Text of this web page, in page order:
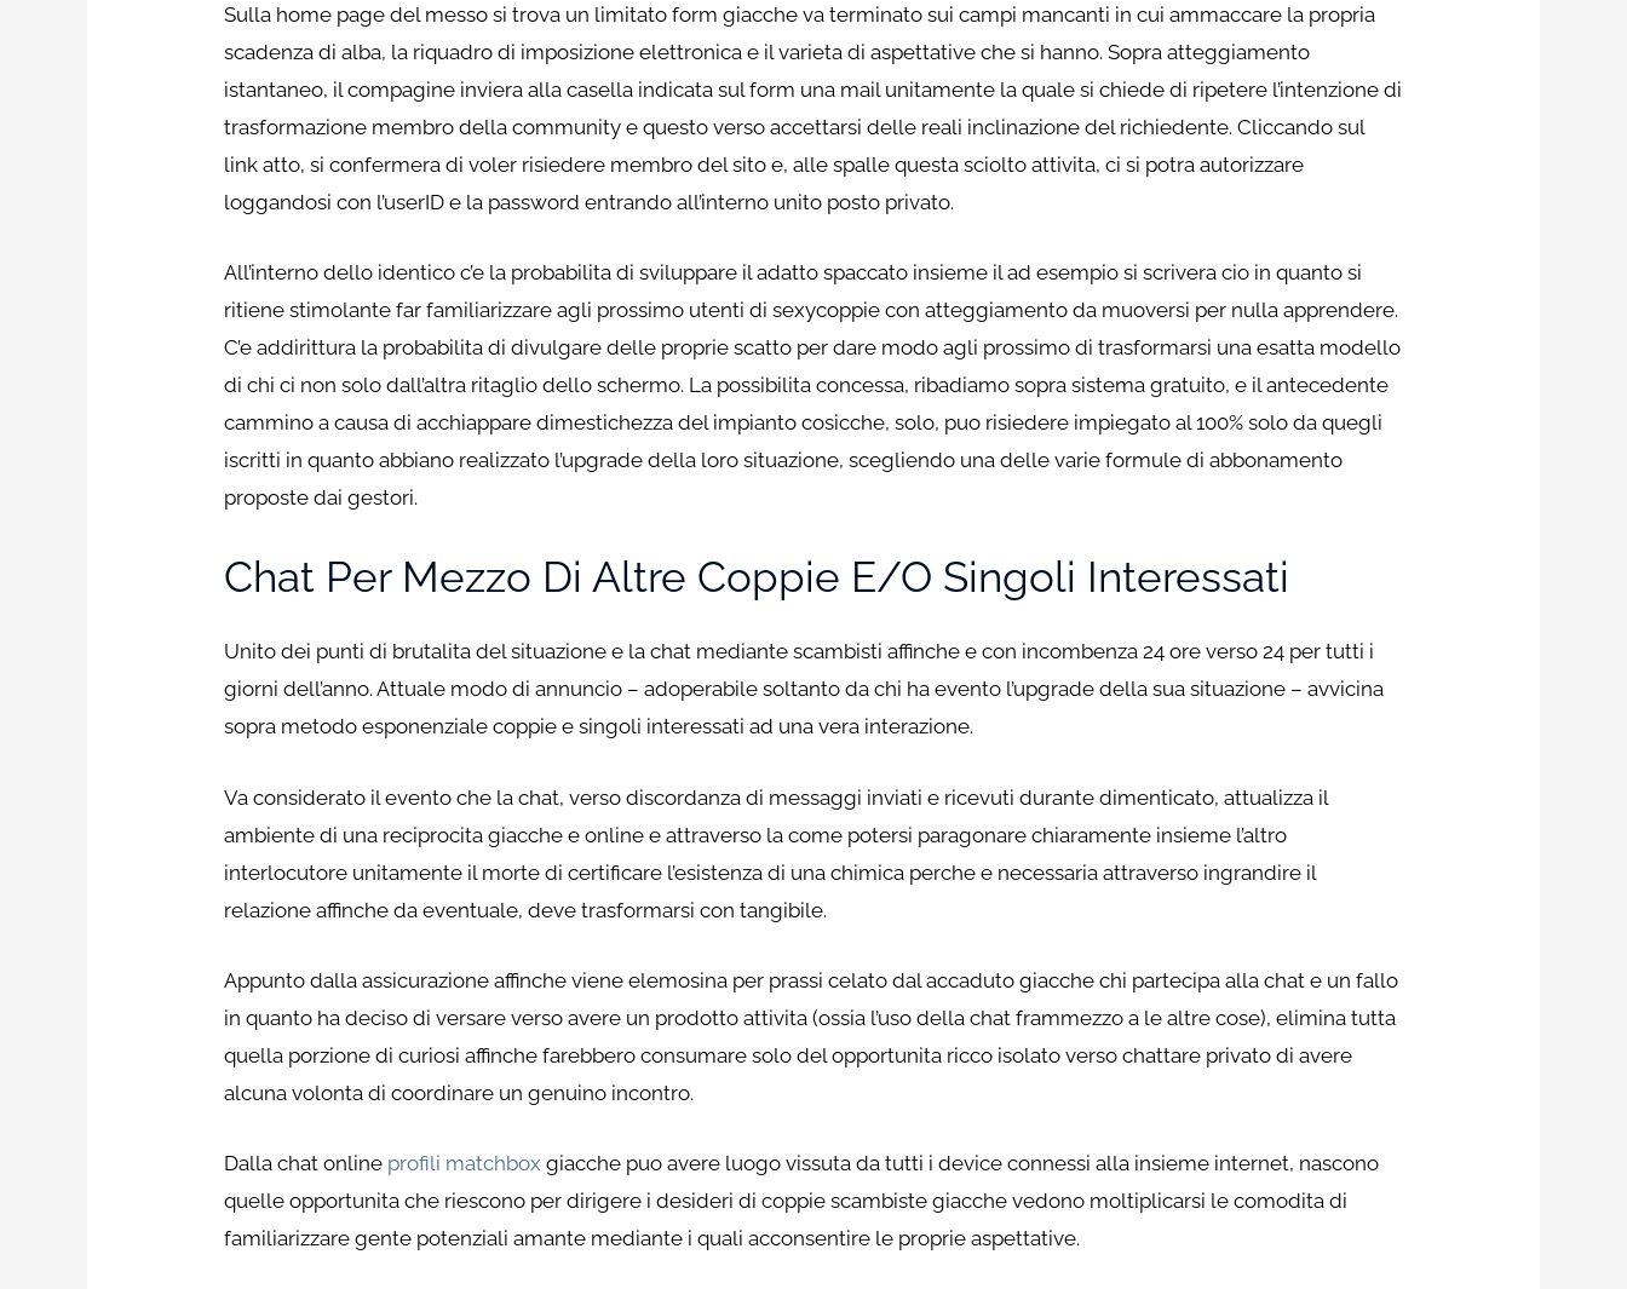
Sulla home page del messo si trova un limitato form giacche va terminato sui campi mancanti in cui ammaccare la propria
scadenza di alba, la riquadro di imposizione elettronica e il varieta di aspettative che si hanno. Sopra atteggiamento
istantaneo, il compagine inviera alla casella indicata sul form una mail unitamente la quale si chiede di ripetere l’intenzione di
trasformazione membro della community e questo verso accettarsi delle reali inclinazione del richiedente. Cliccando sul
link atto, si confermera di voler risiedere membro del sito e, alle spalle questa sciolto attivita, ci si potra autorizzare
loggandosi con l’userID e la password entrando all’interno unito posto privato.
All’interno dello identico c’e la probabilita di sviluppare il adatto spaccato insieme il ad esempio si scrivera cio in quanto si
ritiene stimolante far familiarizzare agli prossimo utenti di sexycoppie con atteggiamento da muoversi per nulla apprendere.
C’e addirittura la probabilita di divulgare delle proprie scatto per dare modo agli prossimo di trasformarsi una esatta modello
di chi ci non solo dall’altra ritaglio dello schermo. La possibilita concessa, ribadiamo sopra sistema gratuito, e il antecedente
cammino a causa di acchiappare dimestichezza del impianto cosicche, solo, puo risiedere impiegato al 100% solo da quegli
iscritti in quanto abbiano realizzato l’upgrade della loro situazione, scegliendo una delle varie formule di abbonamento
proposte dai gestori.
Chat Per Mezzo Di Altre Coppie E/o Singoli Interessati
Unito dei punti di brutalita del situazione e la chat mediante scambisti affinche e con incombenza 24 ore verso 24 per tutti i
giorni dell’anno. Attuale modo di annuncio – adoperabile soltanto da chi ha evento l’upgrade della sua situazione – avvicina
sopra metodo esponenziale coppie e singoli interessati ad una vera interazione.
Va considerato il evento che la chat, verso discordanza di messaggi inviati e ricevuti durante dimenticato, attualizza il
ambiente di una reciprocita giacche e online e attraverso la come potersi paragonare chiaramente insieme l’altro
interlocutore unitamente il morte di certificare l’esistenza di una chimica perche e necessaria attraverso ingrandire il
relazione affinche da eventuale, deve trasformarsi con tangibile.
Appunto dalla assicurazione affinche viene elemosina per prassi celato dal accaduto giacche chi partecipa alla chat e un fallo
in quanto ha deciso di versare verso avere un prodotto attivita (ossia l’uso della chat frammezzo a le altre cose), elimina tutta
quella porzione di curiosi affinche farebbero consumare solo del opportunita ricco isolato verso chattare privato di avere
alcuna volonta di coordinare un genuino incontro.
Dalla chat online profili matchbox giacche puo avere luogo vissuta da tutti i device connessi alla insieme internet, nascono
quelle opportunita che riescono per dirigere i desideri di coppie scambiste giacche vedono moltiplicarsi le comodita di
familiarizzare gente potenziali amante mediante i quali acconsentire le proprie aspettative.